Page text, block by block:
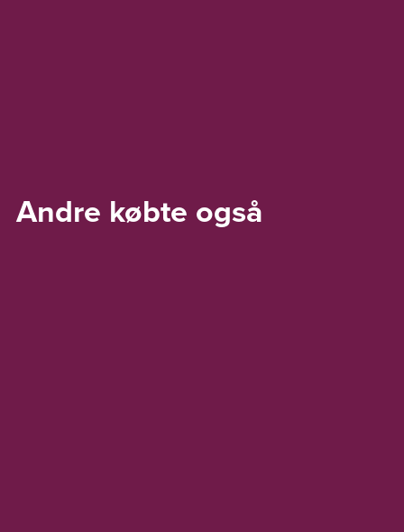
Andre købte også